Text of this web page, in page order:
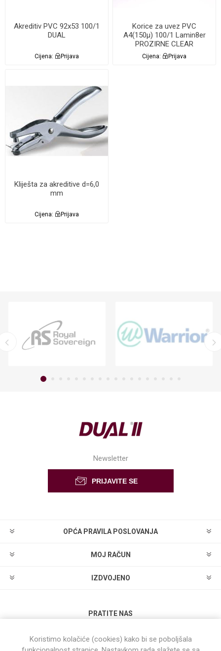
Akreditiv PVC 92x53 100/1
DUAL
Cijena: Prijava
Korice za uvez PVC
A4(150µ) 100/1 Lamin8er
PROZIRNE CLEAR
Cijena: Prijava
Kliješta za akreditive d=6,0
mm
Cijena: Prijava
Newsletter
OPĆA PRAVILA POSLOVANJA
MOJ RAČUN
IZDVOJENO
PRATITE NAS
Koristimo kolačiće (cookies) kako bi se poboljšala